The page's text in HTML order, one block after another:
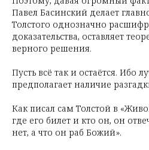
Павел Басинский делает
Толстого однозначно
доказательства, оставляет
верного решения.
Пусть всё так и остаётся. Ибо
предполагает наличие
Как писал сам Толстой в
где его билет и кто он, он
нет, а что он раб Божий».